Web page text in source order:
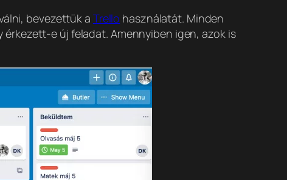
bevezettük a Trello használatát. Minden
e új feladat. Amennyiben igen, azok is